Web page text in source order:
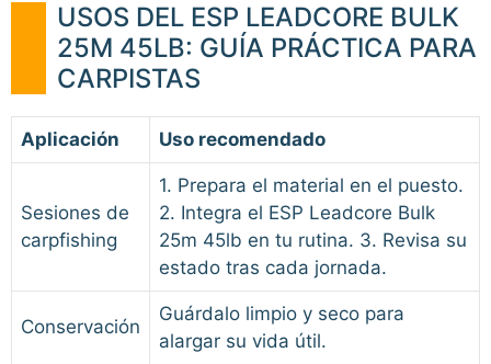
USOS DEL ESP LEADCORE BULK
25M 45LB: GUÍA PRÁCTICA PARA
CARPISTAS
Aplicación Uso recomendado
Sesiones de
carpfishing
1. Prepara el material en el puesto.
2. Integra el ESP Leadcore Bulk
25m 45lb en tu rutina. 3. Revisa su
estado tras cada jornada.
Conservación
Guárdalo limpio y seco para
alargar su vida útil.